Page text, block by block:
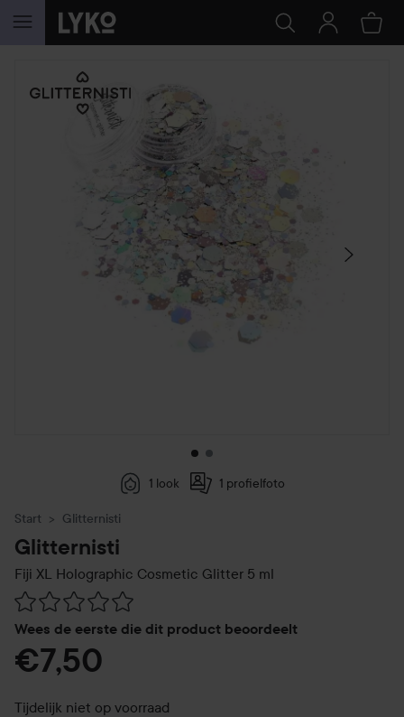
GA NAAR INHOUD
SECTIE OVERSLAAN
1 look 1 profielfoto
Start Glitternisti
Glitternisti
Fiji XL Holographic Cosmetic Glitter 5 ml
Wees de eerste die dit product beoordeelt
Ga naar Reviews & reacties
€7,50
Tijdelijk niet op voorraad